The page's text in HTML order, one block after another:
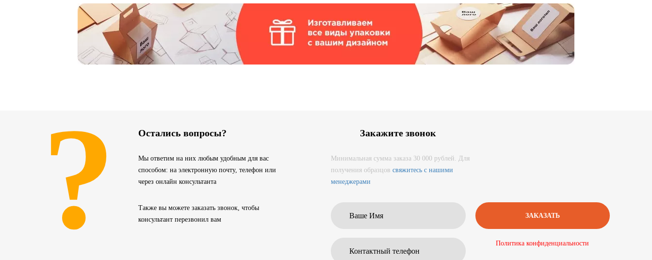
? Остались вопросы?
Мы ответим на них любым удобным для вас
способом: на электронную почту, телефон или
через онлайн консультанта
Также вы можете заказать звонок, чтобы
консультант перезвонил вам
Закажите звонок
Минимальная сумма заказа 30 000 рублей. Для
получения образцов свяжитесь с нашими
менеджерами
Политика конфиденциальности